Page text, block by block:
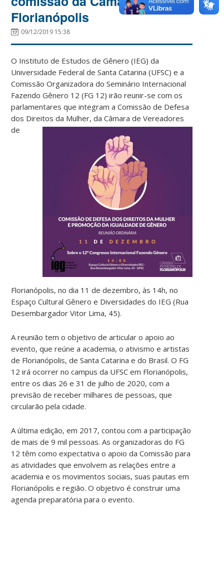
Florianópolis
09/12/2019 15:38
O Instituto de Estudos de Gênero (IEG) da
Universidade Federal de Santa Catarina (UFSC) e a
Comissão Organizadora do Seminário Internacional
Fazendo Gênero 12 (FG 12) irão reunir-se com os
parlamentares que integram a Comissão de Defesa
dos Direitos da Mulher, daCâmara de Vereadores
de
Florianópolis, no dia 11 de dezembro, às 14h, no
Espaço Cultural Gênero e Diversidades do IEG (Rua
Desembargador Vitor Lima, 45).
A reunião tem o objetivo de articular o apoio ao
evento, que reúne a academia, o ativismo e artistas
de Florianópolis, de Santa Catarina e do Brasil. O FG
12 irá ocorrer no campus da UFSC em Florianópolis,
entre os dias 26 e 31 de julho de 2020, com a
previsão de receber milhares de pessoas, que
circularão pela cidade.
A última edição, em 2017, contou com a participação
de mais de 9 mil pessoas. As organizadoras do FG
12 têm como expectativa o apoio da Comissão para
as atividades que envolvem as relações entre a
academia e os movimentos sociais, suas pautas em
Florianópolis e região. O objetivo é construir uma
agenda preparatória para o evento.